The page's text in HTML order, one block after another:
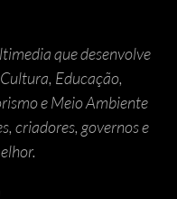
que desenvolve
Educação,
e Meio Ambiente
criadores, governos e